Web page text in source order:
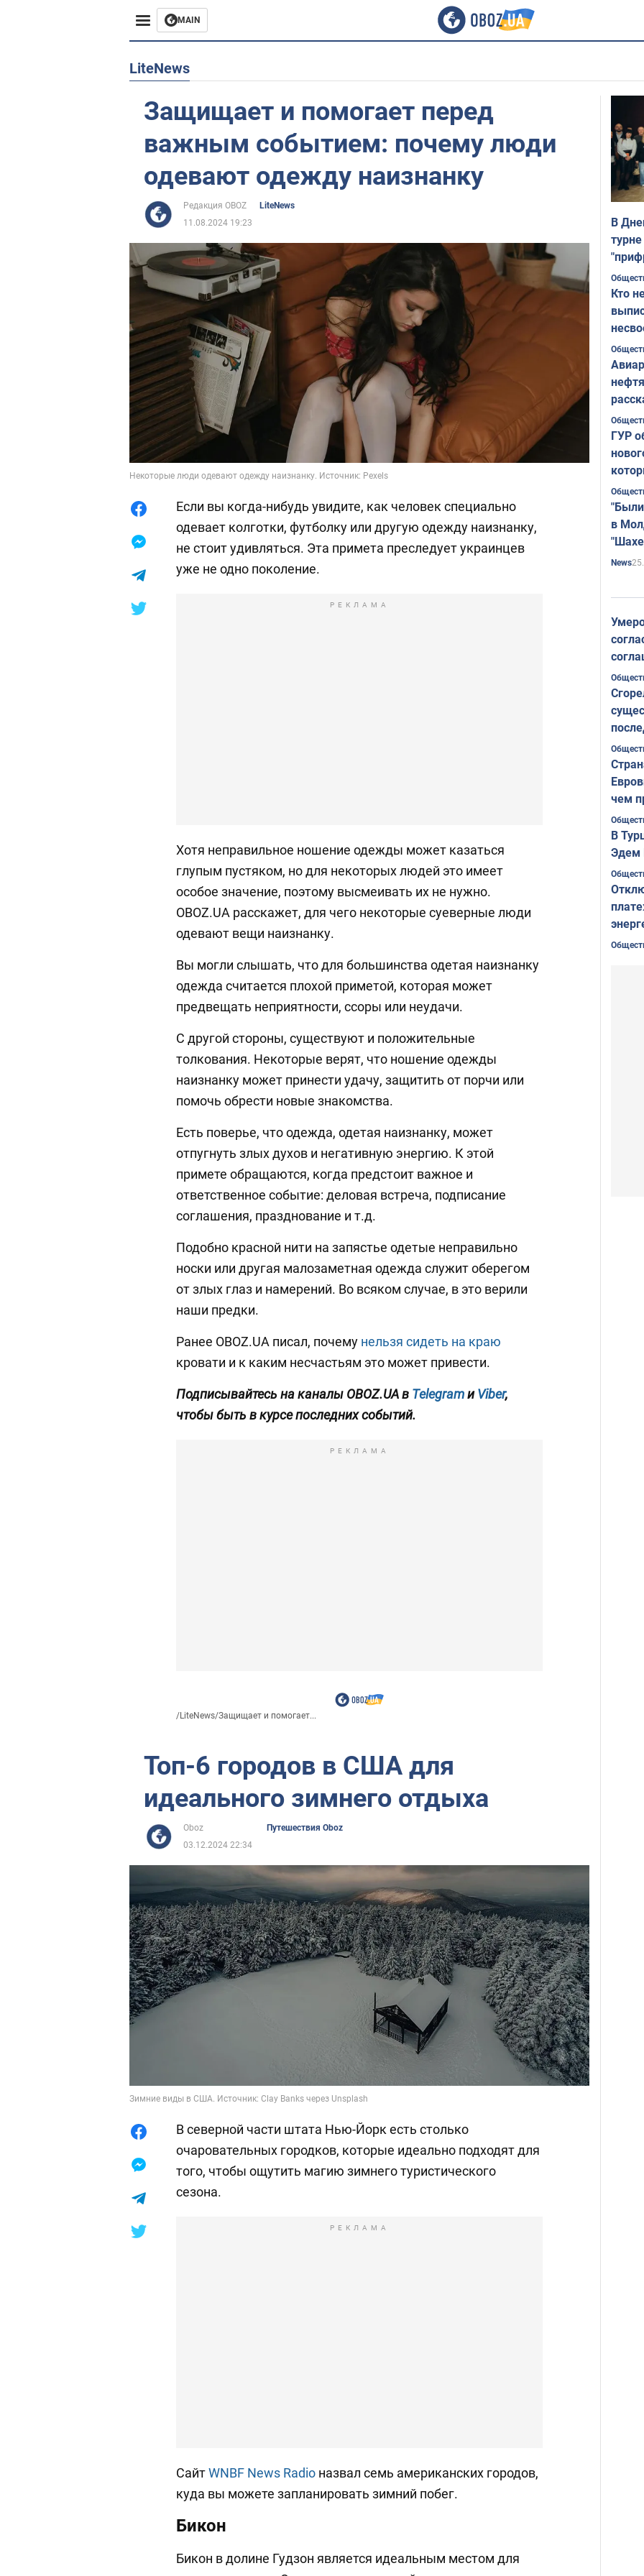
MAIN
Европа
Жизнь
LiteNews
Защищает и помогает перед
важным событием: почему люди
одевают одежду наизнанку
Редакция OBOZ
LiteNews
11.08.2024 19:23
Некоторые люди одевают одежду наизнанку. Источник: Pexels
Если вы когда-нибудь увидите, как человек специально
одевает колготки, футболку или другую одежду наизнанку,
не стоит удивляться. Эта примета преследует украинцев
уже не одно поколение.
РЕКЛАМА
Хотя неправильное ношение одежды может казаться
глупым пустяком, но для некоторых людей это имеет
особое значение, поэтому высмеивать их не нужно.
OBOZ.UA расскажет, для чего некоторые суеверные люди
одевают вещи наизнанку.
Вы могли слышать, что для большинства одетая наизнанку
одежда считается плохой приметой, которая может
предвещать неприятности, ссоры или неудачи.
С другой стороны, существуют и положительные
толкования. Некоторые верят, что ношение одежды
наизнанку может принести удачу, защитить от порчи или
помочь обрести новые знакомства.
Есть поверье, что одежда, одетая наизнанку, может
отпугнуть злых духов и негативную энергию. К этой
примете обращаются, когда предстоит важное и
ответственное событие: деловая встреча, подписание
соглашения, празднование и т.д.
Подобно красной нити на запястье одетые неправильно
носки или другая малозаметная одежда служит оберегом
от злых глаз и намерений. Во всяком случае, в это верили
наши предки.
Ранее OBOZ.UA писал, почему нельзя сидеть на краю
кровати и к каким несчастьям это может привести.
Подписывайтесь на каналы OBOZ.UA в Telegramи Viber,
чтобы быть в курсе последних событий.
РЕКЛАМА
/LiteNews/Защищает и помогает...
Топ-6 городов в США для
идеального зимнего отдыха
Oboz
Путешествия Oboz
03.12.2024 22:34
Зимние виды в США. Источник: Clay Banks через Unsplash
В северной части штата Нью-Йорк есть столько
очаровательных городков, которые идеально подходят для
того, чтобы ощутить магию зимнего туристического
сезона.
РЕКЛАМА
СайтWNBF News Radio назвал семь американских городов,
куда вы можете запланировать зимний побег.
Бикон
Бикон в долине Гудзон является идеальным местом для
В
Кто
ГУР
в
News
чем
В
Эдем